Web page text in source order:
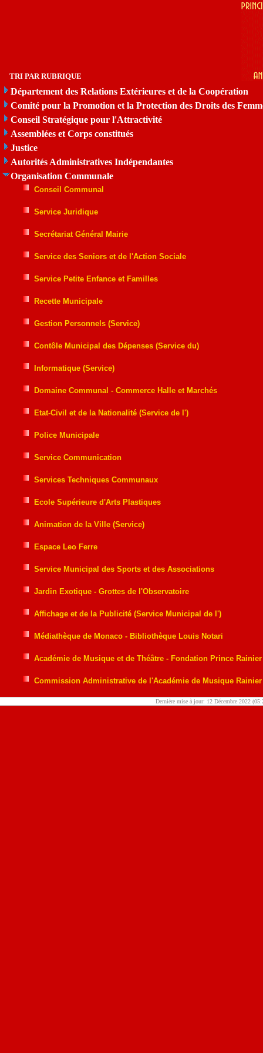
TRI PAR RUBRIQUE
Département des Relations Extérieures et de la Coopération
Comité pour la Promotion et la Protection des Droits des
Conseil Stratégique pour l'Attractivité
Assemblées et Corps constitués
Justice
Autorités Administratives Indépendantes
Organisation Communale
Conseil Communal
Service Juridique
Secrétariat Général Mairie
Service des Seniors et de l'Action Sociale
Service Petite Enfance et Familles
Recette Municipale
Gestion Personnels (Service)
Contôle Municipal des Dépenses (Service du)
Informatique (Service)
Domaine Communal - Commerce Halle et Marchés
Etat-Civil et de la Nationalité (Service de l')
Police Municipale
Service Communication
Services Techniques Communaux
Ecole Supérieure d'Arts Plastiques
Animation de la Ville (Service)
Espace Leo Ferre
Service Municipal des Sports et des Associations
Jardin Exotique - Grottes de l'Observatoire
Affichage et de la Publicité (Service Municipal de l')
Médiathèque de Monaco - Bibliothèque Louis Notari
Académie de Musique et de Théâtre - Fondation Prince
Commission Administrative de l'Académie de Musique
Dernière mise à jour: 12 Décembre 2022